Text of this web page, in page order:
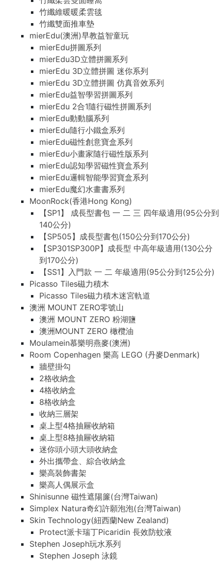
竹纖維暖暖柔雲毯
竹纖雙面推車墊
mierEdu(澳洲)早教益智童玩
mierEdu拼圖系列
mierEdu3D立體拼圖系列
mierEdu 3D立體拼圖 迷你系列
mierEdu 3D立體拼圖 仿真音效系列
mierEdu益智學習拼圖系列
mierEdu 2合1隨行磁性拼圖系列
mierEdu動動腦系列
mierEdu隨行小鐵盒系列
mierEdu磁性創意寶盒系列
mierEdu小畫家隨行磁性版系列
mierEdu認知學習磁性寶盒系列
mierEdu邏輯智能學習寶盒系列
mierEdu魔幻水畫書系列
MoonRock(香港Hong Kong)
【SP1】 成長型書包 一 二 三 四年級適用(95公分到
140公分)
【SP505】成長型書包(150公分到170公分)
【SP301SP300P】成長型 中高年級適用(130公分
到170公分)
【SS1】入門款 一 二 年級適用(95公分到125公分)
Picasso Tiles磁力積木
Picasso Tiles磁力積木迷宮軌道
澳洲 MOUNT ZERO零號山
澳洲 MOUNT ZERO 粉湖鹽
澳洲MOUNT ZERO 橄欖油
Moulamein慕樂明燕麥(澳洲)
Room Copenhagen 樂高 LEGO (丹麥Denmark)
牆壁掛勾
2格收納盒
4格收納盒
8格收納盒
收納三層架
桌上型4格抽屜收納箱
桌上型8格抽屜收納箱
迷你頭小頭大頭收納盒
外出攜帶盒、綜合收納盒
樂高裝飾書架
樂高人偶展示盒
Shinisunne 磁性遮陽簾(台灣Taiwan)
Simplex Natura奇幻許願泡泡(台灣Taiwan)
Skin Technology(紐西蘭New Zealand)
Protect派卡瑞丁Picaridin 長效防蚊液
Stephen Joseph玩水系列
Stephen Joseph 泳鏡